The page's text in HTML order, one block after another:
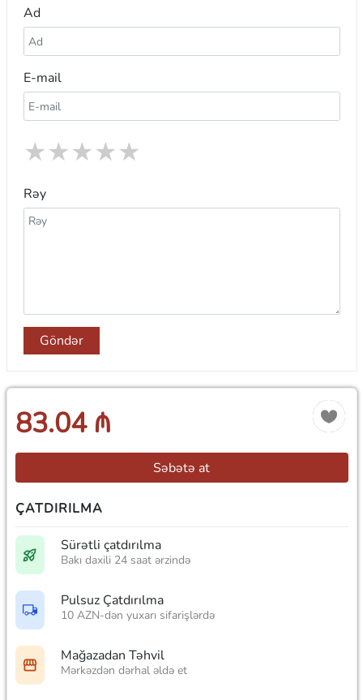
Ad
E-mail
★
★
★
★
★
Rəy
Göndər
83.04 ₼
Səbətə at
ÇATDIRILMA
Sürətli çatdırılma
Bakı daxili 24 saat ərzində
Pulsuz Çatdırılma
10 AZN-dən yuxarı sifarişlərdə
Mağazadan Təhvil
Mərkəzdən dərhal əldə et